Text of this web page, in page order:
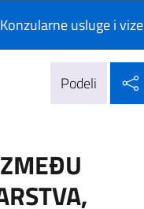
Konzularne usluge i vize
Podeli